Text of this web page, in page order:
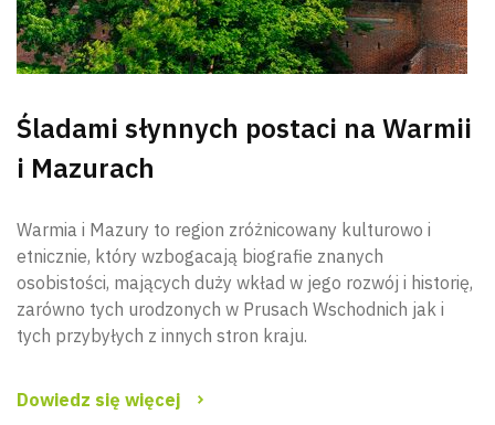
Śladami słynnych postaci na Warmii
i Mazurach
Warmia i Mazury to region zróżnicowany kulturowo i
etnicznie, który wzbogacają biografie znanych
osobistości, mających duży wkład w jego rozwój i historię,
zarówno tych urodzonych w Prusach Wschodnich jak i
tych przybyłych z innych stron kraju.
Dowiedz się więcej